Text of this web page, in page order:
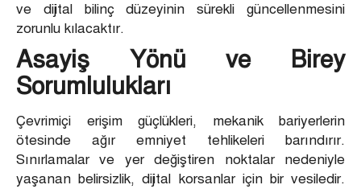
ve dijital bilinç düzeyinin sürekli güncellenmesini
zorunlu kılacaktır.
Asayiş Yönü ve Birey
Sorumlulukları
Çevrimiçi erişim güçlükleri, mekanik bariyerlerin
ötesinde ağır emniyet tehlikeleri barındırır.
Sınırlamalar ve yer değiştiren noktalar nedeniyle
yaşanan belirsizlik, dijital korsanlar için bir vesiledir.